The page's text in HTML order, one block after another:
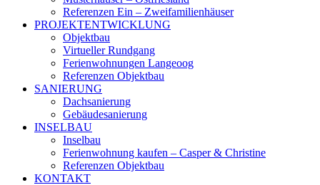
Referenzen Ein – Zweifamilienhäuser
PROJEKTENTWICKLUNG
Objektbau
Virtueller Rundgang
Ferienwohnungen Langeoog
Referenzen Objektbau
SANIERUNG
Dachsanierung
Gebäudesanierung
INSELBAU
Inselbau
Ferienwohnung kaufen – Casper & Christine
Referenzen Objektbau
KONTAKT